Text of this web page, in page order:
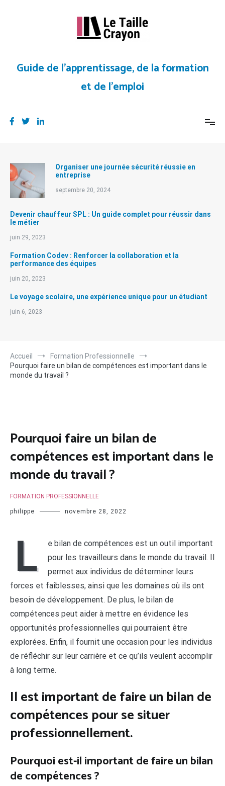
Guide de l’apprentissage, de la formation
et de l’emploi
Organiser une journée sécurité réussie en
entreprise
septembre 20, 2024
Devenir chauffeur SPL : Un guide complet pour réussir dans
le métier
juin 29, 2023
Formation Codev : Renforcer la collaboration et la
performance des équipes
juin 20, 2023
Le voyage scolaire, une expérience unique pour un étudiant
juin 6, 2023
Accueil
Formation Professionnelle
Pourquoi faire un bilan de compétences est important dans le
monde du travail ?
Pourquoi faire un bilan de
compétences est important dans le
monde du travail ?
FORMATION PROFESSIONNELLE
philippe novembre 28, 2022
L
e bilan de compétences est un outil important
pour les travailleurs dans le monde du travail. Il
permet aux individus de déterminer leurs
forces et faiblesses, ainsi que les domaines où ils ont
besoin de développement. De plus, le bilan de
compétences peut aider à mettre en évidence les
opportunités professionnelles qui pourraient être
explorées. Enfin, il fournit une occasion pour les individus
de réfléchir sur leur carrière et ce qu’ils veulent accomplir
à long terme.
Il est important de faire un bilan de
compétences pour se situer
professionnellement.
Pourquoi est-il important de faire un bilan
de compétences ?